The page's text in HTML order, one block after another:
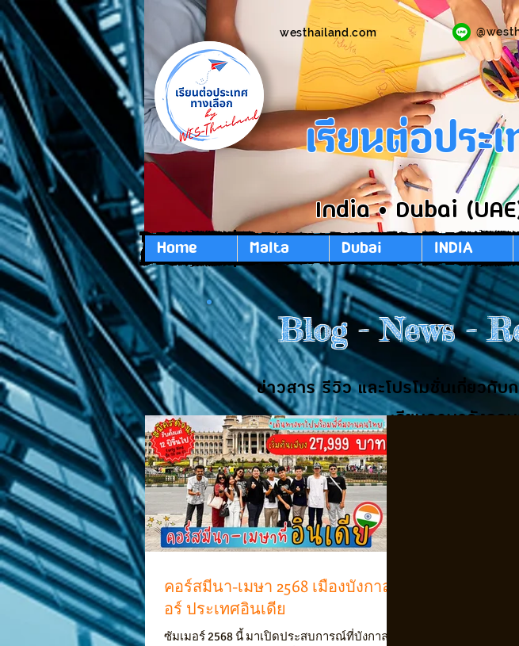
westhailand.com
เรียนต่อประ
India • Dubai
Home Malta Dubai INDIA
Blog - News -
ข่าวสาร รีวิว และโปรโมชั่นเกี่ยวกับ
เรียนภาษาอังกฤ
คอร์สมีนา-เมษา 2568 เมืองบังกาล
อร์ ประเทศอินเดีย
ซัมเมอร์ 2568 นี้ มาเปิดประสบการณ์ที่บังกาลอร์